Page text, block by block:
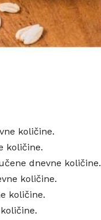
količine.
količine.
dnevne količine.
količine.
količine.